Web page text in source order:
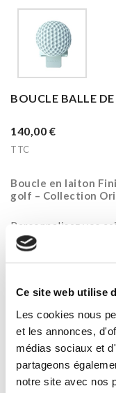
Ce site web utilise
Les cookies nous
et les annonces,
médias sociaux et
partageons
notre site avec nos
BOUCLE BALLE
140,00 €
TTC
Boucle en laiton
golf – Collection
Personnalisez vos
cuirs réversibles
différents coloris.
Quantité
 Ajouter Au
EN STOCK